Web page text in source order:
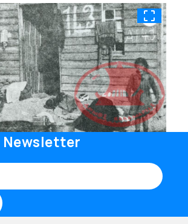
Newsletter